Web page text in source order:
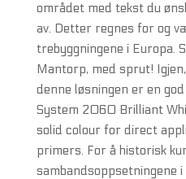
området med tekst du
av. Detter regnes for og
trebyggningene i Europa.
Mantorp, med sprut!
denne løsningen er en
System 2060 Brilliant
solid colour for direct
primers. For å historisk
sambandsoppsetningene